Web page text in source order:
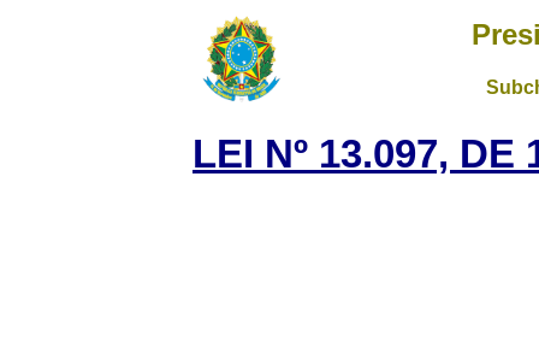
LEI Nº 13.097, DE